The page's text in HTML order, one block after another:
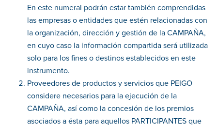
En este numeral podrán estar también comprendidas
las empresas o entidades que estén relacionadas con
la organización, dirección y gestión de la CAMPAÑA,
en cuyo caso la información compartida será utilizada
solo para los fines o destinos establecidos en este
instrumento.
Proveedores de productos y servicios que PEIGO
considere necesarios para la ejecución de la
CAMPAÑA, así como la concesión de los premios
asociados a ésta para aquellos PARTICIPANTES que